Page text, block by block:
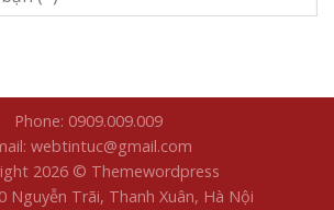
Phone: 0909.009.009
webtintuc@gmail.com
2026 © Themewordpress
Nguyễn Trãi, Thanh Xuân, Hà Nội